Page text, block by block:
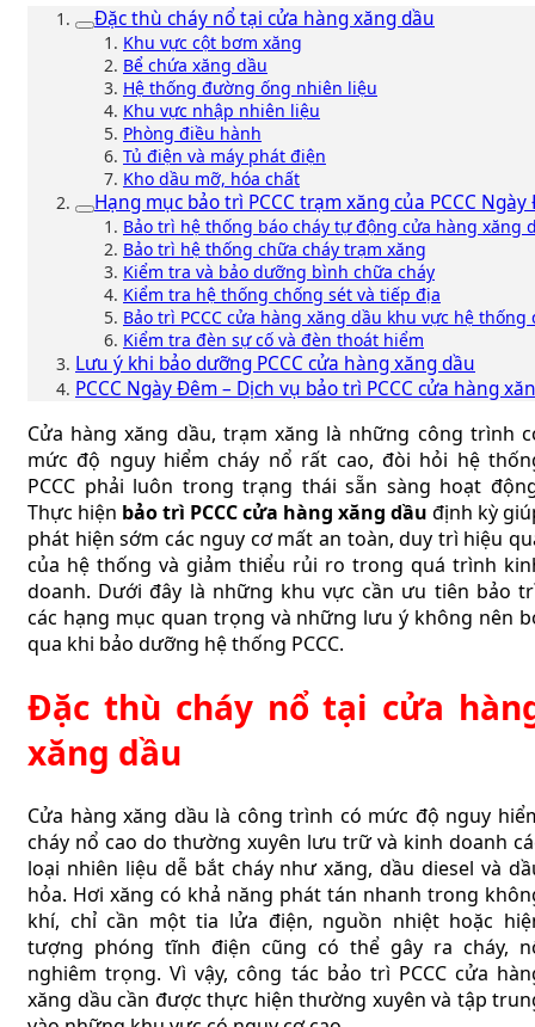
Đặc thù cháy nổ tại cửa hàng xăng dầu
Khu vực cột bơm xăng
Bể chứa xăng dầu
Hệ thống đường ống nhiên liệu
Khu vực nhập nhiên liệu
Phòng điều hành
Tủ điện và máy phát điện
Kho dầu mỡ, hóa chất
Hạng mục bảo trì PCCC trạm xăng của PCCC Ngày
Bảo trì hệ thống báo cháy tự động cửa hàng xăng
Bảo trì hệ thống chữa cháy trạm xăng
Kiểm tra và bảo dưỡng bình chữa cháy
Kiểm tra hệ thống chống sét và tiếp địa
Bảo trì PCCC cửa hàng xăng dầu khu vực hệ thống
Kiểm tra đèn sự cố và đèn thoát hiểm
Lưu ý khi bảo dưỡng PCCC cửa hàng xăng dầu
PCCC Ngày Đêm – Dịch vụ bảo trì PCCC cửa hàng
Cửa hàng xăng dầu, trạm xăng là những công trình
mức độ nguy hiểm cháy nổ rất cao, đòi hỏi hệ
PCCC phải luôn trong trạng thái sẵn sàng hoạt
Thực hiện bảo trì PCCC cửa hàng xăng dầu định kỳ
phát hiện sớm các nguy cơ mất an toàn, duy trì hiệu
của hệ thống và giảm thiểu rủi ro trong quá trình
doanh. Dưới đây là những khu vực cần ưu tiên bảo
các hạng mục quan trọng và những lưu ý không nên
qua khi bảo dưỡng hệ thống PCCC.
Đặc thù cháy nổ tại cửa
xăng dầu
Cửa hàng xăng dầu là công trình có mức độ nguy
cháy nổ cao do thường xuyên lưu trữ và kinh doanh
loại nhiên liệu dễ bắt cháy như xăng, dầu diesel và
hỏa. Hơi xăng có khả năng phát tán nhanh trong
khí, chỉ cần một tia lửa điện, nguồn nhiệt hoặc
tượng phóng tĩnh điện cũng có thể gây ra cháy,
nghiêm trọng. Vì vậy, công tác bảo trì PCCC cửa
xăng dầu cần được thực hiện thường xuyên và tập